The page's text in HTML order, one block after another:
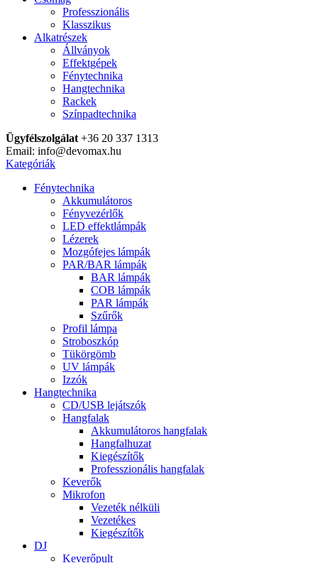
Professzionális
Klasszikus
Alkatrészek
Állványok
Effektgépek
Fénytechnika
Hangtechnika
Rackek
Színpadtechnika
Ügyfélszolgálat +36 20 337 1313
Email: info@devomax.hu
Kategóriák
Fénytechnika
Akkumulátoros
Fényvezérlők
LED effektlámpák
Lézerek
Mozgófejes lámpák
PAR/BAR lámpák
BAR lámpák
COB lámpák
PAR lámpák
Szűrők
Profil lámpa
Stroboszkóp
Tükörgömb
UV lámpák
Izzók
Hangtechnika
CD/USB lejátszók
Hangfalak
Akkumulátoros hangfalak
Hangfalhuzat
Kiegészítők
Professzionális hangfalak
Keverők
Mikrofon
Vezeték nélküli
Vezetékes
Kiegészítők
DJ
Keverőpult